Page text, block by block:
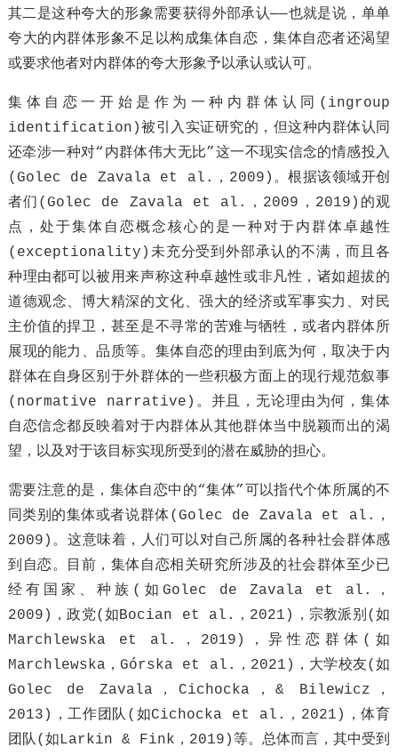
其二是这种夸大的形象需要获得外部承认——也就是说，单单
夸大的内群体形象不足以构成集体自恋，集体自恋者还渴望
或要求他者对内群体的夸大形象予以承认或认可。
集体自恋一开始是作为一种内群体认同(ingroup
identification)被引入实证研究的，但这种内群体认同
还牵涉一种对“内群体伟大无比”这一不现实信念的情感投入
(Golec de Zavala et al.，2009)。根据该领域开创
者们(Golec de Zavala et al.，2009，2019)的观
点，处于集体自恋概念核心的是一种对于内群体卓越性
(exceptionality)未充分受到外部承认的不满，而且各
种理由都可以被用来声称这种卓越性或非凡性，诸如超拔的
道德观念、博大精深的文化、强大的经济或军事实力、对民
主价值的捍卫，甚至是不寻常的苦难与牺牲，或者内群体所
展现的能力、品质等。集体自恋的理由到底为何，取决于内
群体在自身区别于外群体的一些积极方面上的现行规范叙事
(normative narrative)。并且，无论理由为何，集体
自恋信念都反映着对于内群体从其他群体当中脱颖而出的渴
望，以及对于该目标实现所受到的潜在威胁的担心。
需要注意的是，集体自恋中的“集体”可以指代个体所属的不
同类别的集体或者说群体(Golec de Zavala et al.，
2009)。这意味着，人们可以对自己所属的各种社会群体感
到自恋。目前，集体自恋相关研究所涉及的社会群体至少已
经有国家、种族(如Golec de Zavala et al.，
2009)，政党(如Bocian et al.，2021)，宗教派别(如
Marchlewska et al.，2019)，异性恋群体(如
Marchlewska，Górska et al.，2021)，大学校友(如
Golec de Zavala，Cichocka，& Bilewicz，
2013)，工作团队(如Cichocka et al.，2021)，体育
团队(如Larkin & Fink，2019)等。总体而言，其中受到